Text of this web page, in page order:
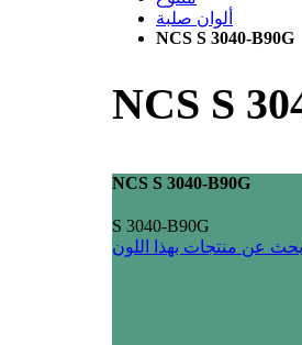
ألوان صلبة
NCS S 3040-B90G
NCS S
NCS S 3040-B90G
S 3040-B90G
ابحث عن منتجات بهذا اللون